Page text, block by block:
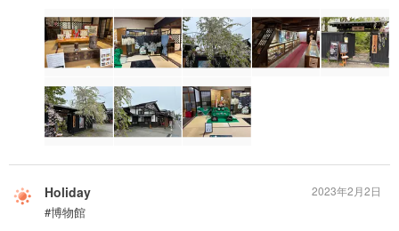
Holiday
#博物館
2023年2月2日